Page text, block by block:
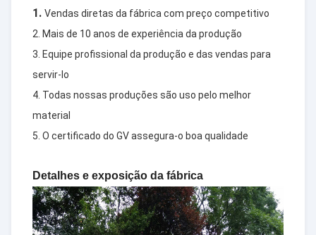
1. Vendas diretas da fábrica com preço competitivo
2. Mais de 10 anos de experiência da produção
3. Equipe profissional da produção e das vendas para
servir-lo
4. Todas nossas produções são uso pelo melhor
material
5. O certificado do GV assegura-o boa qualidade
Detalhes e exposição da fábrica